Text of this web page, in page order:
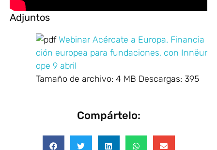
Adjuntos
Webinar Acércate a Europa. Financia
ción europea para fundaciones, con Innëur
ope 9 abril
Tamaño de archivo: 4 MB Descargas: 395
Compártelo: